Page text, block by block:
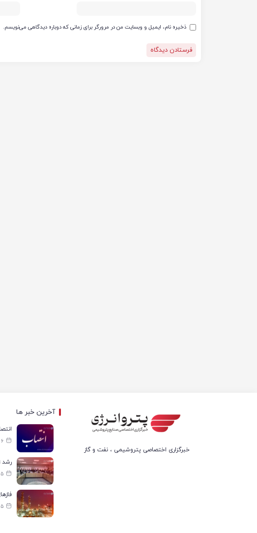
ذخیره نام، ایمیل و وبسایت من در مرورگر برای زمانی که دوباره دیدگاهی می‌نویسم.
خبرگزاری اختصاصی پتروشیمی ، نفت و گاز
آخرین خبر ها
6 مرداد 1405 - ۱۰:۱۳
5 مرداد 1405 - ۱۴:۲۹
5 مرداد 1405 - ۱۴:۱۴